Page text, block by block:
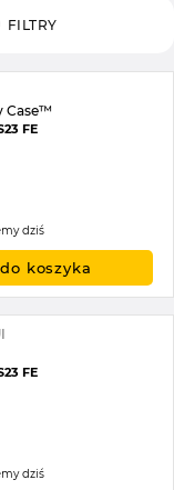
FILTRY
Case™
FE
dziś
koszyka
FE
dziś